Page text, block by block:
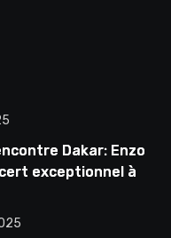
Dakar: Enzo
exceptionnel à